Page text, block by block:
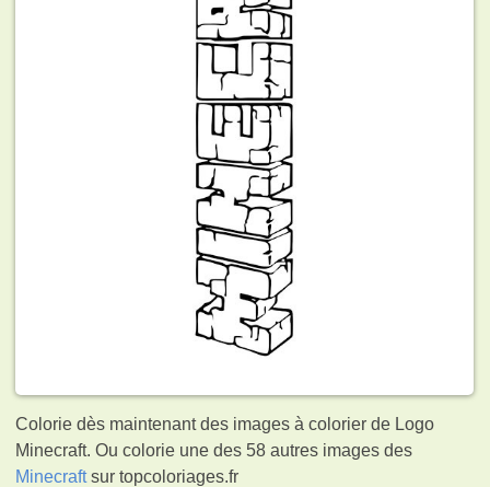
Colorie dès maintenant des images à colorier de Logo
Minecraft. Ou colorie une des 58 autres images des
Minecraftsur topcoloriages.fr